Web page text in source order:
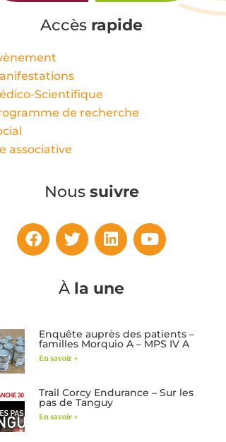
Accès rapide
Scientifique
de recherche
associative
Nous suivre
À la une
Enquête auprès des patients –
familles Morquio A – MPS IV A
En savoir +
Trail Corcy Endurance – Sur les
pas de Tanguy
En savoir +